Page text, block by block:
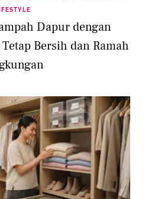
Dapur dengan
Bersih dan Ramah